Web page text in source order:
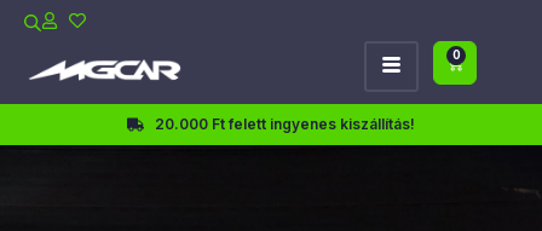
0
20.000 Ft felett ingyenes kiszállítás!